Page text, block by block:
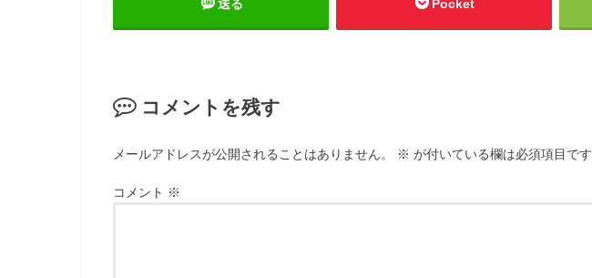
送る Pocket
コメントを残す
メールアドレスが公開されることはありません。 ※ が付いている欄は必須項目です
コメント ※